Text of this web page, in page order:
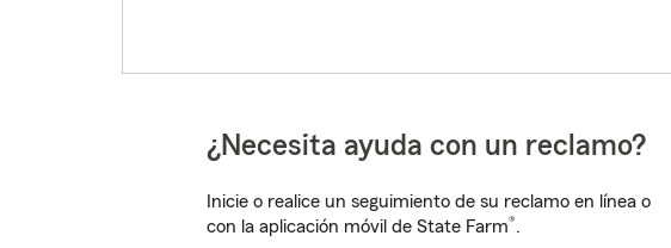
¿Necesita ayuda con un reclamo?
Inicie o realice un seguimiento de su reclamo en línea o
con la aplicación móvil de State Farm®.